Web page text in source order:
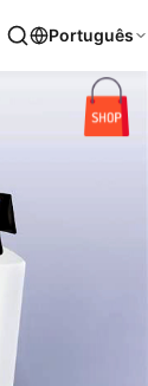
Português